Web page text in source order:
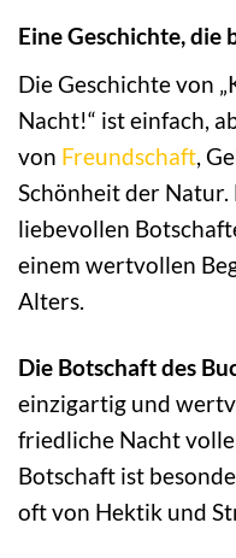
Eine Geschichte, die
Die Geschichte von
Nacht!“ ist einfach,
von Freundschaft,
Schönheit der Natur.
liebevollen
einem wertvollen
Alters.
Die Botschaft des
einzigartig und
friedliche Nacht
Botschaft ist
oft von Hektik und